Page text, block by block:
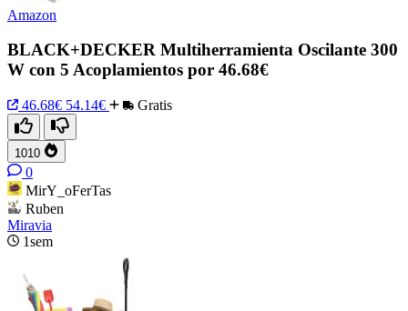
Amazon
BLACK+DECKER Multiherramienta Oscilante 300
W con 5 Acoplamientos por 46.68€
46.68€ 54.14€ Gratis
1010
0
MirY_oFerTas
Ruben
Miravia
1sem